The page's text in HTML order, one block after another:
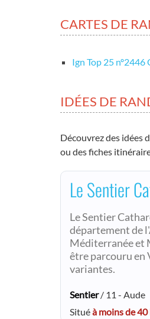
CARTES DE
Ign Top 25 nº2446
IDÉES DE
Découvrez des idées
ou des fiches
Le Sentier
Le Sentier
département de
Méditerranée et
être parcouru en
variantes.
Sentier/ 11 - Aude
Situéà moins de